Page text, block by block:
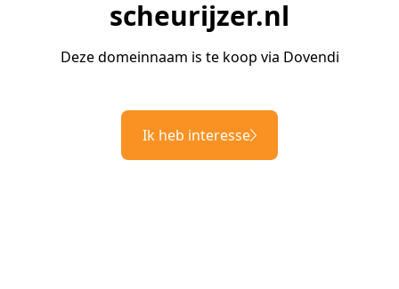
scheurijzer.nl
Deze domeinnaam is te koop via Dovendi
Ik heb interesse